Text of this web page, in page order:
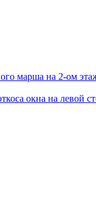
марша на 2-ом
окна на левой